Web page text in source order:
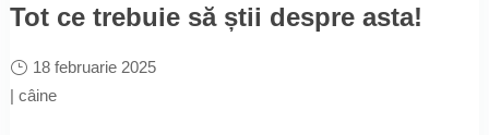
Tot ce trebuie să știi despre asta!
18 februarie 2025
| câine